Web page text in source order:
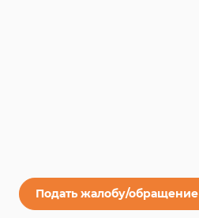
Подать жалобу/обращение